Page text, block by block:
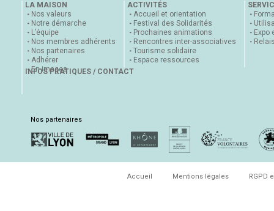
LA MAISON
Nos valeurs
Notre démarche
L’équipe
Nos membres adhérents
Nos partenaires
Adhérer
En images
ACTIVITÉS
Accueil et orientation
Festival des Solidarités
Prochaines animations
Rencontres inter-associatives
Tourisme solidaire
Espace ressources
Expo
INFOS PRATIQUES / CONTACT
Nos partenaires
Accueil Mentions légales RGPD